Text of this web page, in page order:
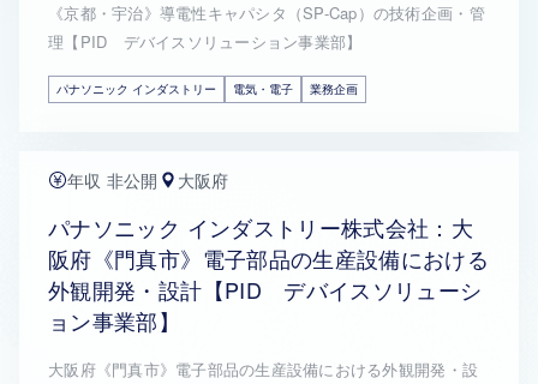
《京都・宇治》導電性キャパシタ（SP-Cap）の技術企画・管
理【PID デバイスソリューション事業部】
パナソニック インダストリー 電気・電子 業務企画
年収 非公開 大阪府
パナソニック インダストリー株式会社：大
阪府《門真市》電子部品の生産設備における
外観開発・設計【PID デバイスソリューシ
ョン事業部】
大阪府《門真市》電子部品の生産設備における外観開発・設